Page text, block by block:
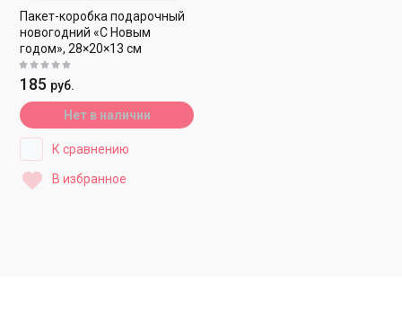
Пакет-коробка подарочный
новогодний «С Новым
годом», 28×20×13 см
185 руб.
Нет в наличии
К сравнению
В избранное